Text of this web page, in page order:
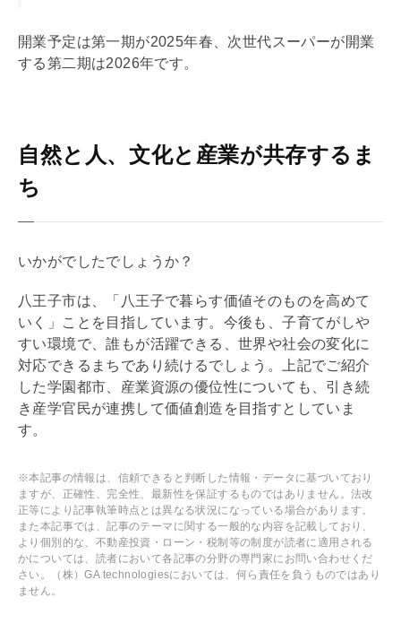
開業予定は第一期が2025年春、次世代スーパーが開業
する第二期は2026年です。
自然と人、文化と産業が共存するま
ち
いかがでしたでしょうか？
八王子市は、「八王子で暮らす価値そのものを高めて
いく」ことを目指しています。今後も、子育てがしや
すい環境で、誰もが活躍できる、世界や社会の変化に
対応できるまちであり続けるでしょう。上記でご紹介
した学園都市、産業資源の優位性についても、引き続
き産学官民が連携して価値創造を目指すとしていま
す。
※本記事の情報は、信頼できると判断した情報・データに基づいており
ますが、正確性、完全性、最新性を保証するものではありません。法改
正等により記事執筆時点とは異なる状況になっている場合があります。
また本記事では、記事のテーマに関する一般的な内容を記載しており、
より個別的な、不動産投資・ローン・税制等の制度が読者に適用される
かについては、読者において各記事の分野の専門家にお問い合わせくだ
さい。（株）GA technologiesにおいては、何ら責任を負うものではあり
ません。